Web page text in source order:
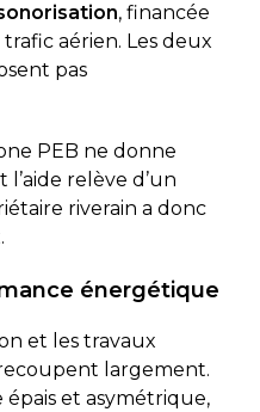
, financée
aérien. Les deux
pas
PEB ne donne
relève d’un
riverain a donc
énergétique
et les travaux
largement.
épais et asymétrique,